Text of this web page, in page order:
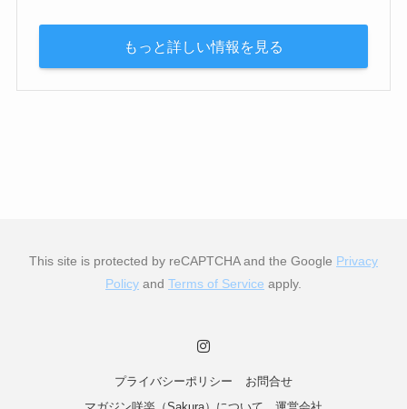
もっと詳しい情報を見る
This site is protected by reCAPTCHA and the Google Privacy
Policy and Terms of Service apply.
プライバシーポリシー
お問合せ